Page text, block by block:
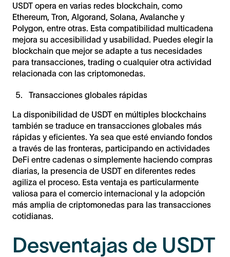
USDT opera en varias redes blockchain, como
Ethereum, Tron, Algorand, Solana, Avalanche y
Polygon, entre otras. Esta compatibilidad multicadena
mejora su accesibilidad y usabilidad. Puedes elegir la
blockchain que mejor se adapte a tus necesidades
para transacciones, trading o cualquier otra actividad
relacionada con las criptomonedas.
Transacciones globales rápidas
La disponibilidad de USDT en múltiples blockchains
también se traduce en transacciones globales más
rápidas y eficientes. Ya sea que esté enviando fondos
a través de las fronteras, participando en actividades
DeFi entre cadenas o simplemente haciendo compras
diarias, la presencia de USDT en diferentes redes
agiliza el proceso. Esta ventaja es particularmente
valiosa para el comercio internacional y la adopción
más amplia de criptomonedas para las transacciones
cotidianas.
Desventajas de USDT